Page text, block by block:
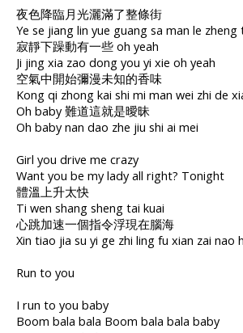
夜色降臨月光灑滿了整條街
Ye se jiang lin yue guang sa man le zheng
寂靜下躁動有一些 oh yeah
Ji jing xia zao dong you yi xie oh yeah
空氣中開始彌漫未知的香味
Kong qi zhong kai shi mi man wei zhi de
Oh baby 難道這就是曖昧
Oh baby nan dao zhe jiu shi ai mei
Girl you drive me crazy
Want you be my lady all right? Tonight
體溫上升太快
Ti wen shang sheng tai kuai
心跳加速一個指令浮現在腦海
Xin tiao jia su yi ge zhi ling fu xian zai nao
Run to you
I run to you baby
Boom bala bala Boom bala bala baby